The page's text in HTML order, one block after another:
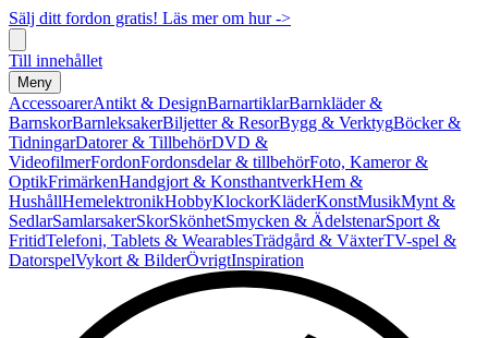
Sälj ditt fordon gratis! Läs mer om hur ->
Till innehållet
Meny
AccessoarerAntikt & DesignBarnartiklarBarnkläder &
BarnskorBarnleksakerBiljetter & ResorBygg & VerktygBöcker &
TidningarDatorer & TillbehörDVD &
VideofilmerFordonFordonsdelar & tillbehörFoto, Kameror &
OptikFrimärkenHandgjort & KonsthantverkHem &
HushållHemelektronikHobbyKlockorKläderKonstMusikMynt &
SedlarSamlarsakerSkorSkönhetSmycken & ÄdelstenarSport &
FritidTelefoni, Tablets & WearablesTrädgård & VäxterTV-spel &
DatorspelVykort & BilderÖvrigtInspiration